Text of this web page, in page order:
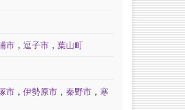
市 ， 逗子市 ， 葉山町
市 ， 伊勢原市 ， 秦野市 ， 寒